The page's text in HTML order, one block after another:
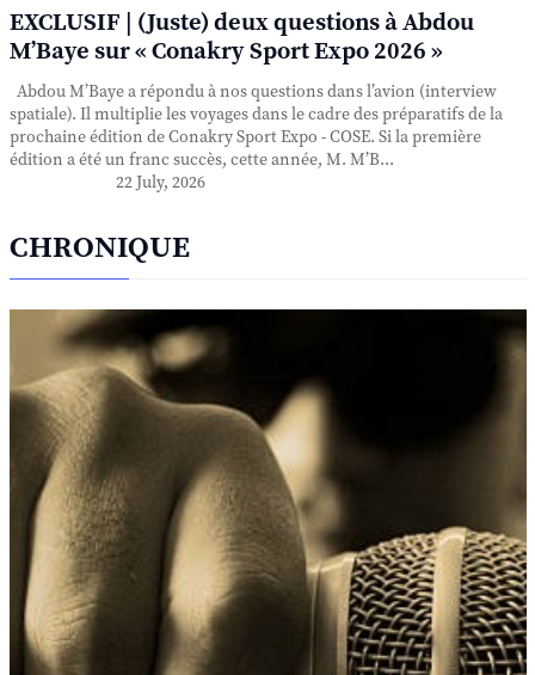
EXCLUSIF | (Juste) deux questions à Abdou
M’Baye sur « Conakry Sport Expo 2026 »
Abdou M’Baye a répondu à nos questions dans l’avion (interview
spatiale). Il multiplie les voyages dans le cadre des préparatifs de la
prochaine édition de Conakry Sport Expo - COSE. Si la première
édition a été un franc succès, cette année, M. M’B...
22 July, 2026
CHRONIQUE